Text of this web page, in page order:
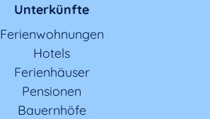
Unterkünfte
Ferienwohnungen
Hotels
Ferienhäuser
Pensionen
Bauernhöfe